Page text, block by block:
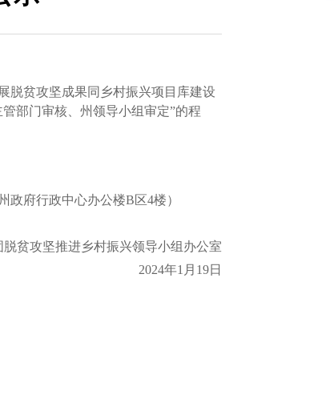
贫攻坚成果同乡村振兴项目库建设
部门审核、州领导小组审定”的程
府行政中心办公楼B区4楼）
攻坚推进乡村振兴领导小组办公室
2024年1月19日